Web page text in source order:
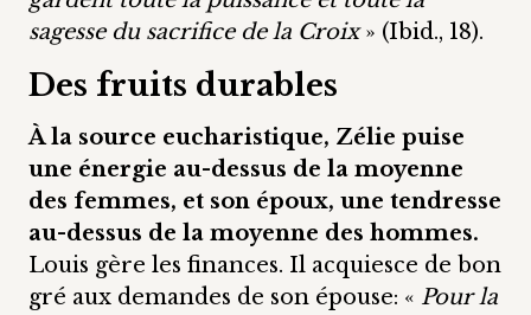
sagesse du sacrifice de la Croix» (Ibid., 18).
Des fruits durables
À la source eucharistique, Zélie puise
une énergie au-dessus de la moyenne
des femmes, et son époux, une tendresse
au-dessus de la moyenne des hommes.
Louis gère les finances. Il acquiesce de bon
gré aux demandes de son épouse: « Pour la